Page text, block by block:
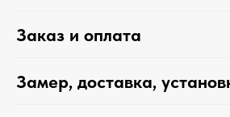
Заказ и оплата
Замер, доставка,